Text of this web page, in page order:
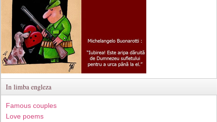
In limba engleza
Famous couples
Love poems